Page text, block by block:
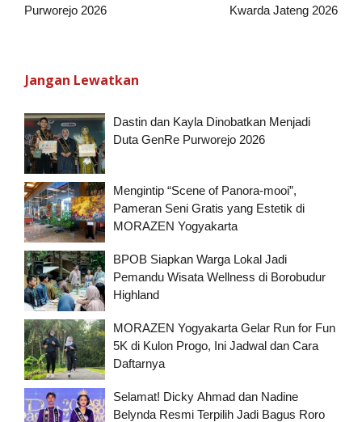
Purworejo 2026
Kwarda Jateng 2026
Jangan Lewatkan
Dastin dan Kayla Dinobatkan Menjadi
Duta GenRe Purworejo 2026
Mengintip “Scene of Panora-mooi”,
Pameran Seni Gratis yang Estetik di
MORAZEN Yogyakarta
BPOB Siapkan Warga Lokal Jadi
Pemandu Wisata Wellness di Borobudur
Highland
MORAZEN Yogyakarta Gelar Run for Fun
5K di Kulon Progo, Ini Jadwal dan Cara
Daftarnya
Selamat! Dicky Ahmad dan Nadine
Belynda Resmi Terpilih Jadi Bagus Roro